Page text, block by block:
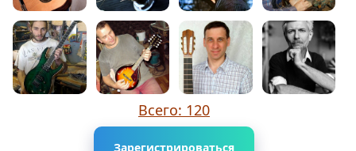
Всего: 120
Зарегистрироваться